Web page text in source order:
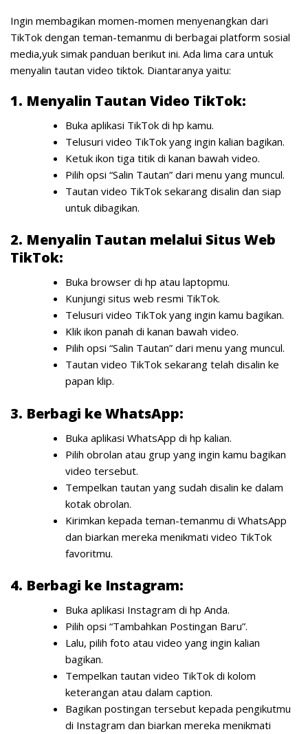
Ingin membagikan momen-momen menyenangkan dari
TikTok dengan teman-temanmu di berbagai platform sosial
media,yuk simak panduan berikut ini. Ada lima cara untuk
menyalin tautan video tiktok. Diantaranya yaitu:
1. Menyalin Tautan Video TikTok:
Buka aplikasi TikTok di hp kamu.
Telusuri video TikTok yang ingin kalian bagikan.
Ketuk ikon tiga titik di kanan bawah video.
Pilih opsi “Salin Tautan” dari menu yang muncul.
Tautan video TikTok sekarang disalin dan siap
untuk dibagikan.
2. Menyalin Tautan melalui Situs Web
TikTok:
Buka browser di hp atau laptopmu.
Kunjungi situs web resmi TikTok.
Telusuri video TikTok yang ingin kamu bagikan.
Klik ikon panah di kanan bawah video.
Pilih opsi “Salin Tautan” dari menu yang muncul.
Tautan video TikTok sekarang telah disalin ke
papan klip.
3. Berbagi ke WhatsApp:
Buka aplikasi WhatsApp di hp kalian.
Pilih obrolan atau grup yang ingin kamu bagikan
video tersebut.
Tempelkan tautan yang sudah disalin ke dalam
kotak obrolan.
Kirimkan kepada teman-temanmu di WhatsApp
dan biarkan mereka menikmati video TikTok
favoritmu.
4. Berbagi ke Instagram:
Buka aplikasi Instagram di hp Anda.
Pilih opsi “Tambahkan Postingan Baru”.
Lalu, pilih foto atau video yang ingin kalian
bagikan.
Tempelkan tautan video TikTok di kolom
keterangan atau dalam caption.
Bagikan postingan tersebut kepada pengikutmu
di Instagram dan biarkan mereka menikmati